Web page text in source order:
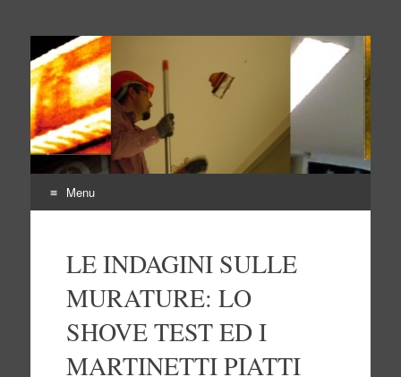
Indagini non distruttive
Indagini Ingegneria e Sicurezza
Menu
contenutoLE INDAGINI SULLE
MURATURE: LO
SHOVE TEST ED I
MARTINETTI PIATTI